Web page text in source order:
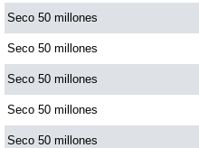
Pijao de Oro
Saman de la suerte
Sinuano Día
Seco 50 millones
Seco 50 millones
Seco 50 millones
Seco 50 millones
Seco 50 millones